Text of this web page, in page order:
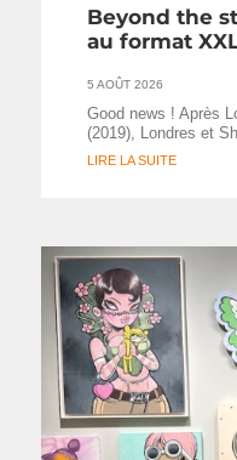
Beyond the
au format
5 AOÛT 2026
Good news ! Après
(2019), Londres et
LIRE LA SUITE